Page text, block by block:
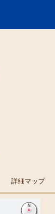
詳細マップ